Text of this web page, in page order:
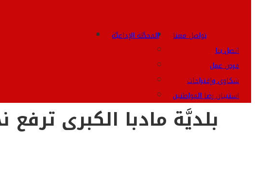
تواصل معنا
اتصل بنا
فرص عمل
شكاوى وإقتراحات
استبيان رضا المواطنين
المحطَّة الإذاعيَّة
بلديَّة مادبا الكبرى ترفع نحو 600 طن من النفايات خلال وقفة